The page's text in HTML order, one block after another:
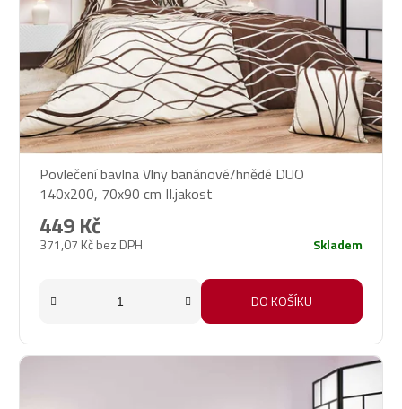
Povlečení bavlna Vlny banánové/hnědé DUO
140x200, 70x90 cm II.jakost
371,07 Kč bez DPH
449 Kč
Skladem
DO KOŠÍKU